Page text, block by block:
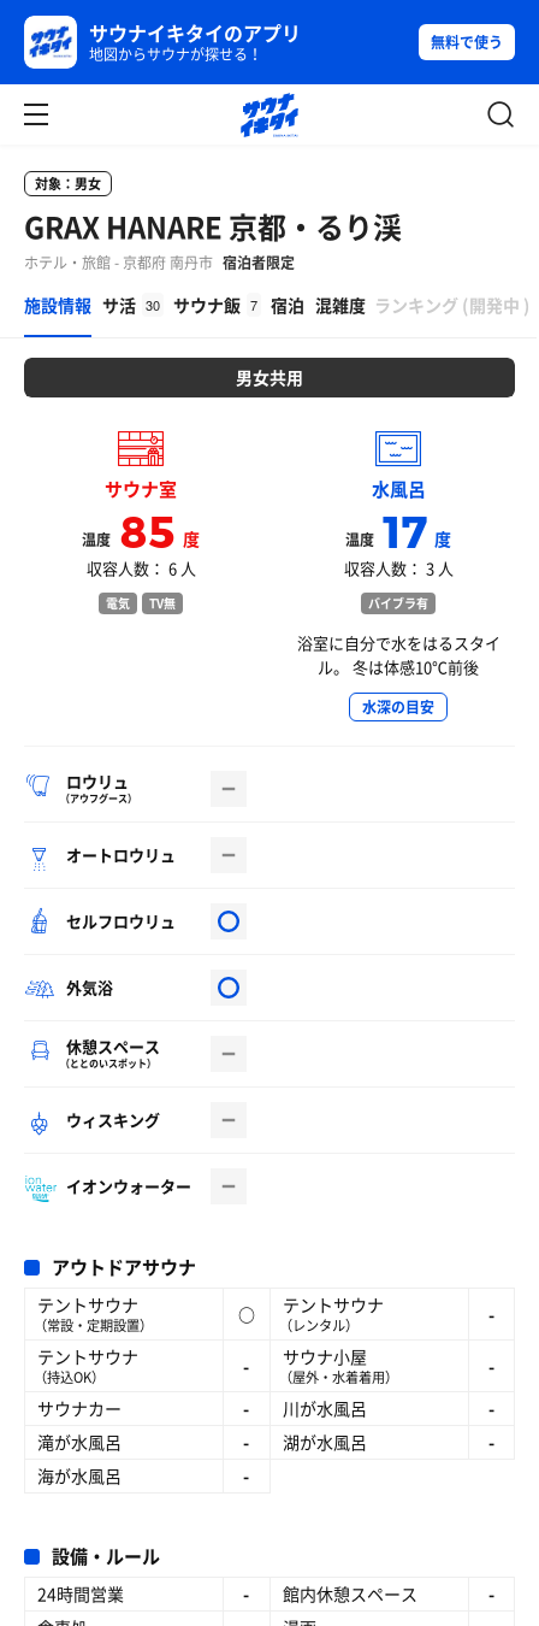
サウナイキタイのアプリ
地図からサウナが探せる！
無料で使う
対象：男女
GRAX HANARE 京都・るり渓
ホテル・旅館 - 京都府 南丹市 宿泊者限定
施設情報 サ活 30 サウナ飯 7 宿泊 混雑度 ランキング (開発中 )
男女共用
サウナ室
温度 85度
収容人数： 6 人
電気 TV無
水風呂
温度 17度
収容人数： 3 人
バイブラ有
浴室に自分で水をはるスタイ
ル。 冬は体感10℃前後
水深の目安
ロウリュ
（アウフグース）
オートロウリュ
セルフロウリュ
外気浴
休憩スペース
（ととのいスポット）
ウィスキング
イオンウォーター
アウトドアサウナ
テントサウナ
（常設・定期設置） ○ テントサウナ
（レンタル）
-
テントサウナ
（持込OK） - サウナ小屋
（屋外・水着着用）
-
サウナカー
- 川が水風呂
-
滝が水風呂
- 湖が水風呂
-
海が水風呂
-
設備・ルール
24時間営業 - 館内休憩スペース
-